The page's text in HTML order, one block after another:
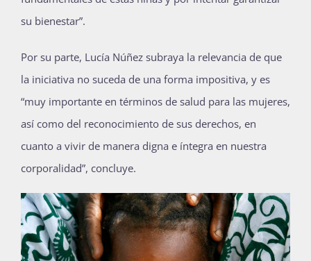
su bienestar”.
Por su parte, Lucía Núñez subraya la relevancia de que
la iniciativa no suceda de una forma impositiva, y es
“muy importante en términos de salud para las mujeres,
así como del reconocimiento de sus derechos, en
cuanto a vivir de manera digna e íntegra en nuestra
corporalidad”, concluye.